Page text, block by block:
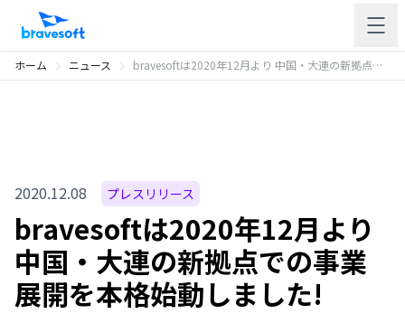
ホーム ニュース bravesoftは2020年12月より 中国・大連の新拠点での事業展開を本格始動しました!
2020.12.08 プレスリリース
bravesoftは2020年12月より
中国・大連の新拠点での事業
展開を本格始動しました!